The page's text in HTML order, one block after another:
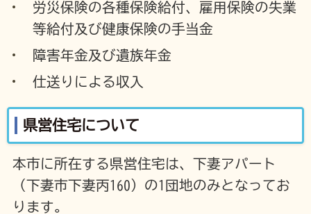
労災保険の各種保険給付、雇用保険の失業
等給付及び健康保険の手当金
障害年金及び遺族年金
仕送りによる収入
県営住宅について
本市に所在する県営住宅は、下妻アパート
（下妻市下妻丙160）の1団地のみとなってお
ります。